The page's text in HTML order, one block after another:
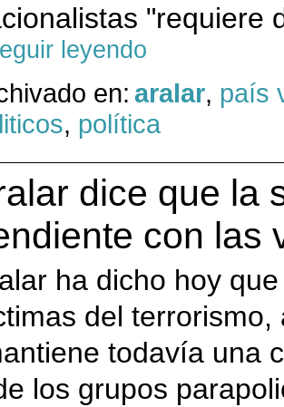
"requiere
leyendo
en: aralar, país
, política
dice que la
con las
ha dicho hoy
del
todavía una
los grupos